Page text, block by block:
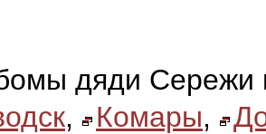
дяди Сережи
, Комары,